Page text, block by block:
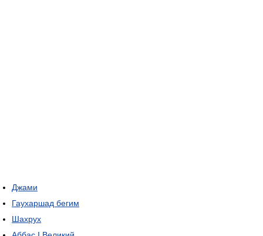
Джами
Гаухаршад бегим
Шахрух